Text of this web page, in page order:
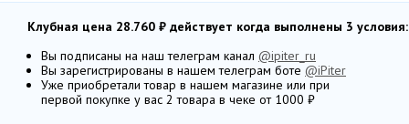
Клубная цена 28.760 ₽ действует когда выполнены 3 условия:
Вы подписаны на наш телеграм канал @ipiter_ru
Вы зарегистрированы в нашем телеграм боте @iPiter
Уже приобретали товар в нашем магазине или при
первой покупке у вас 2 товара в чеке от 1000 ₽